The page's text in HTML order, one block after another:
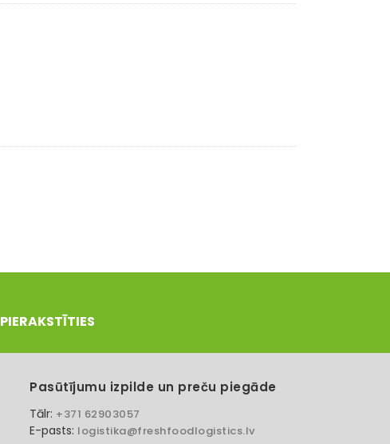
PIERAKSTĪTIES
Pasūtījumu izpilde un preču piegāde
Tālr: +371 62903057
E-pasts: logistika@freshfoodlogistics.lv